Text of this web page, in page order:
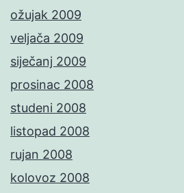
ožujak 2009
veljača 2009
siječanj 2009
prosinac 2008
studeni 2008
listopad 2008
rujan 2008
kolovoz 2008